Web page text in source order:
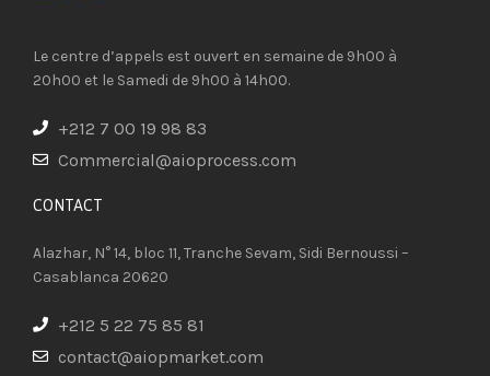
Le centre d’appels est ouvert en semaine de 9h00 à
20h00 et le Samedi de 9h00 à 14h00.
+212 7 00 19 98 83
Commercial@aioprocess.com
CONTACT​
Alazhar, N° 14, bloc 11, Tranche Sevam, Sidi Bernoussi –
Casablanca 20620
+212 5 22 75 85 81
contact@aiopmarket.com